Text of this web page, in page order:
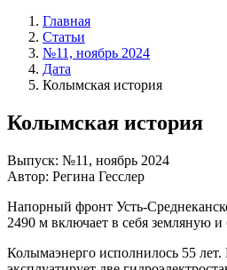
Главная
Статьи
№11, ноябрь 2024
Дата
Колымская история
Колымская история
Выпуск: №11, ноябрь 2024
Автор: Регина Гесслер
Напорный фронт Усть-
2490 м включает в себя земляную
Колымаэнерго исполнилось 55